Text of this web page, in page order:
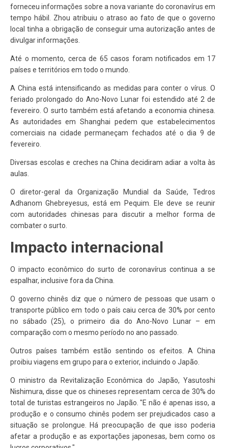
forneceu informações sobre a nova variante do coronavírus em
tempo hábil. Zhou atribuiu o atraso ao fato de que o governo
local tinha a obrigação de conseguir uma autorização antes de
divulgar informações.
Até o momento, cerca de 65 casos foram notificados em 17
países e territórios em todo o mundo.
A China está intensificando as medidas para conter o vírus. O
feriado prolongado do Ano-Novo Lunar foi estendido até 2 de
fevereiro. O surto também está afetando a economia chinesa.
As autoridades em Shanghai pedem que estabelecimentos
comerciais na cidade permaneçam fechados até o dia 9 de
fevereiro.
Diversas escolas e creches na China decidiram adiar a volta às
aulas.
O diretor-geral da Organização Mundial da Saúde, Tedros
Adhanom Ghebreyesus, está em Pequim. Ele deve se reunir
com autoridades chinesas para discutir a melhor forma de
combater o surto.
Impacto internacional
O impacto econômico do surto de coronavírus continua a se
espalhar, inclusive fora da China.
O governo chinês diz que o número de pessoas que usam o
transporte público em todo o país caiu cerca de 30% por cento
no sábado (25), o primeiro dia do Ano-Novo Lunar – em
comparação com o mesmo período no ano passado.
Outros países também estão sentindo os efeitos. A China
proibiu viagens em grupo para o exterior, incluindo o Japão.
O ministro da Revitalização Econômica do Japão, Yasutoshi
Nishimura, disse que os chineses representam cerca de 30% do
total de turistas estrangeiros no Japão. "E não é apenas isso, a
produção e o consumo chinês podem ser prejudicados caso a
situação se prolongue. Há preocupação de que isso poderia
afetar a produção e as exportações japonesas, bem como os